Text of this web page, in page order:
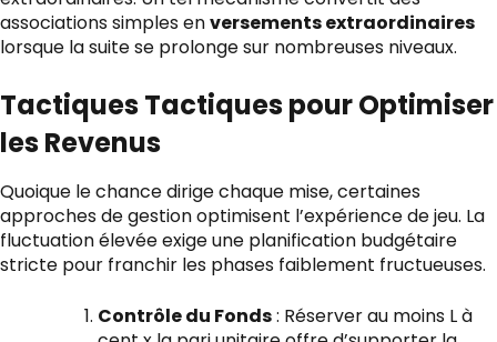
associations simples enversements extraordinaires
lorsque la suite se prolonge sur nombreuses niveaux.
Tactiques Tactiques pour Optimiser
les Revenus
Quoique le chance dirige chaque mise, certaines
approches de gestion optimisent l’expérience de jeu. La
fluctuation élevée exige une planification budgétaire
stricte pour franchir les phases faiblement fructueuses.
Contrôle du Fonds: Réserver au moins L à